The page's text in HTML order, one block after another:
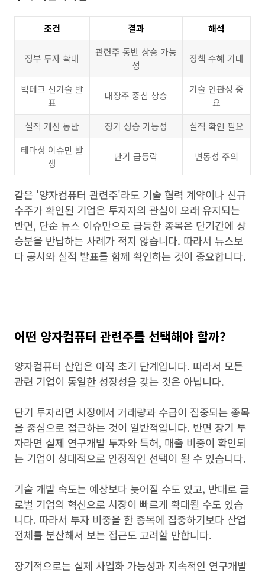
조건 결과 해석
정부 투자 확대
관련주 동반 상승 가능
성
정책 수혜 기대
빅테크 신기술 발
표
대장주 중심 상승
기술 연관성 중
요
실적 개선 동반
장기 상승 가능성
실적 확인 필요
테마성 이슈만 발
생
단기 급등락 변동성 주의
같은 '양자컴퓨터 관련주'라도 기술 협력 계약이나 신규
수주가 확인된 기업은 투자자의 관심이 오래 유지되는
반면, 단순 뉴스 이슈만으로 급등한 종목은 단기간에 상
승분을 반납하는 사례가 적지 않습니다. 따라서 뉴스보
다 공시와 실적 발표를 함께 확인하는 것이 중요합니다.
어떤 양자컴퓨터 관련주를 선택해야 할까?
양자컴퓨터 산업은 아직 초기 단계입니다. 따라서 모든
관련 기업이 동일한 성장성을 갖는 것은 아닙니다.
단기 투자라면 시장에서 거래량과 수급이 집중되는 종목
을 중심으로 접근하는 것이 일반적입니다. 반면 장기 투
자라면 실제 연구개발 투자와 특허, 매출 비중이 확인되
는 기업이 상대적으로 안정적인 선택이 될 수 있습니다.
기술 개발 속도는 예상보다 늦어질 수도 있고, 반대로 글
로벌 기업의 혁신으로 시장이 빠르게 확대될 수도 있습
니다. 따라서 투자 비중을 한 종목에 집중하기보다 산업
전체를 분산해서 보는 접근도 고려할 만합니다.
장기적으로는 실제 사업화 가능성과 지속적인 연구개발